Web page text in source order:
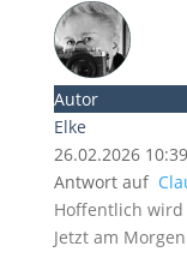
Autor
Elke
26.02.2026 10:39
Antwort auf
Hoffentlich
Jetzt am